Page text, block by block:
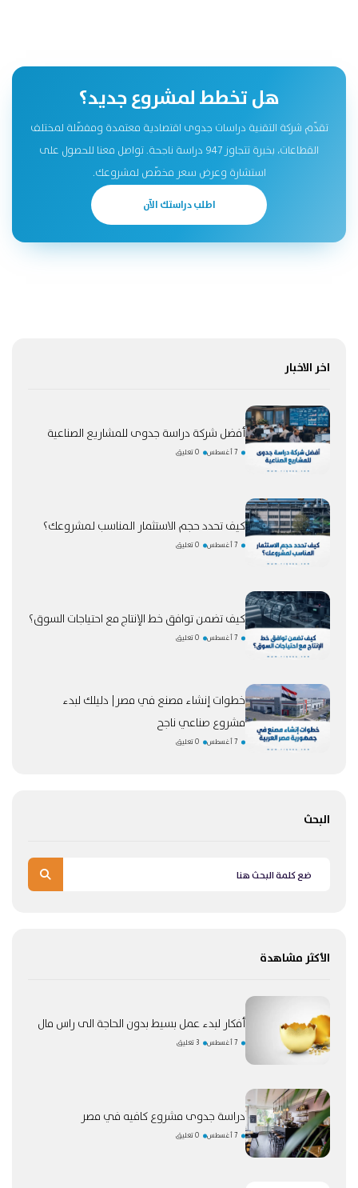
هل تخطط لمشروع جديد؟
تقدّم شركة التقنية دراسات جدوى اقتصادية معتمدة ومفصّلة لمختلف
القطاعات، بخبرة تتجاوز 947 دراسة ناجحة. تواصل معنا للحصول على
استشارة وعرض سعر مخصّص لمشروعك.
اطلب دراستك الآن
اخر الاخبار
أفضل شركة دراسة جدوى للمشاريع الصناعية
7 أغسطس 0 تعليق
كيف تحدد حجم الاستثمار المناسب لمشروعك؟
7 أغسطس 0 تعليق
كيف تضمن توافق خط الإنتاج مع احتياجات السوق؟
7 أغسطس 0 تعليق
خطوات إنشاء مصنع في مصر| دليلك لبدء
مشروع صناعي ناجح
7 أغسطس 0 تعليق
البحث
الأكثر مشاهدة
أفكار لبدء عمل بسيط بدون الحاجة الى راس مال
7 أغسطس 3 تعليق
دراسة جدوى مشروع كافيه في مصر
7 أغسطس 0 تعليق